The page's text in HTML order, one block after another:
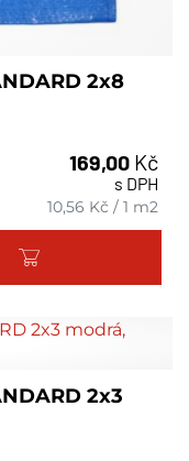
2x8
169,00 Kč
s DPH
10,56 Kč /1 m2
2x3